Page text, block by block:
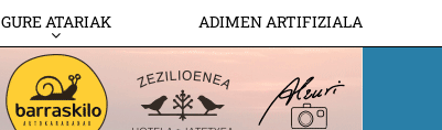
GURE ATARIAK ADIMEN ARTIFIZIALA